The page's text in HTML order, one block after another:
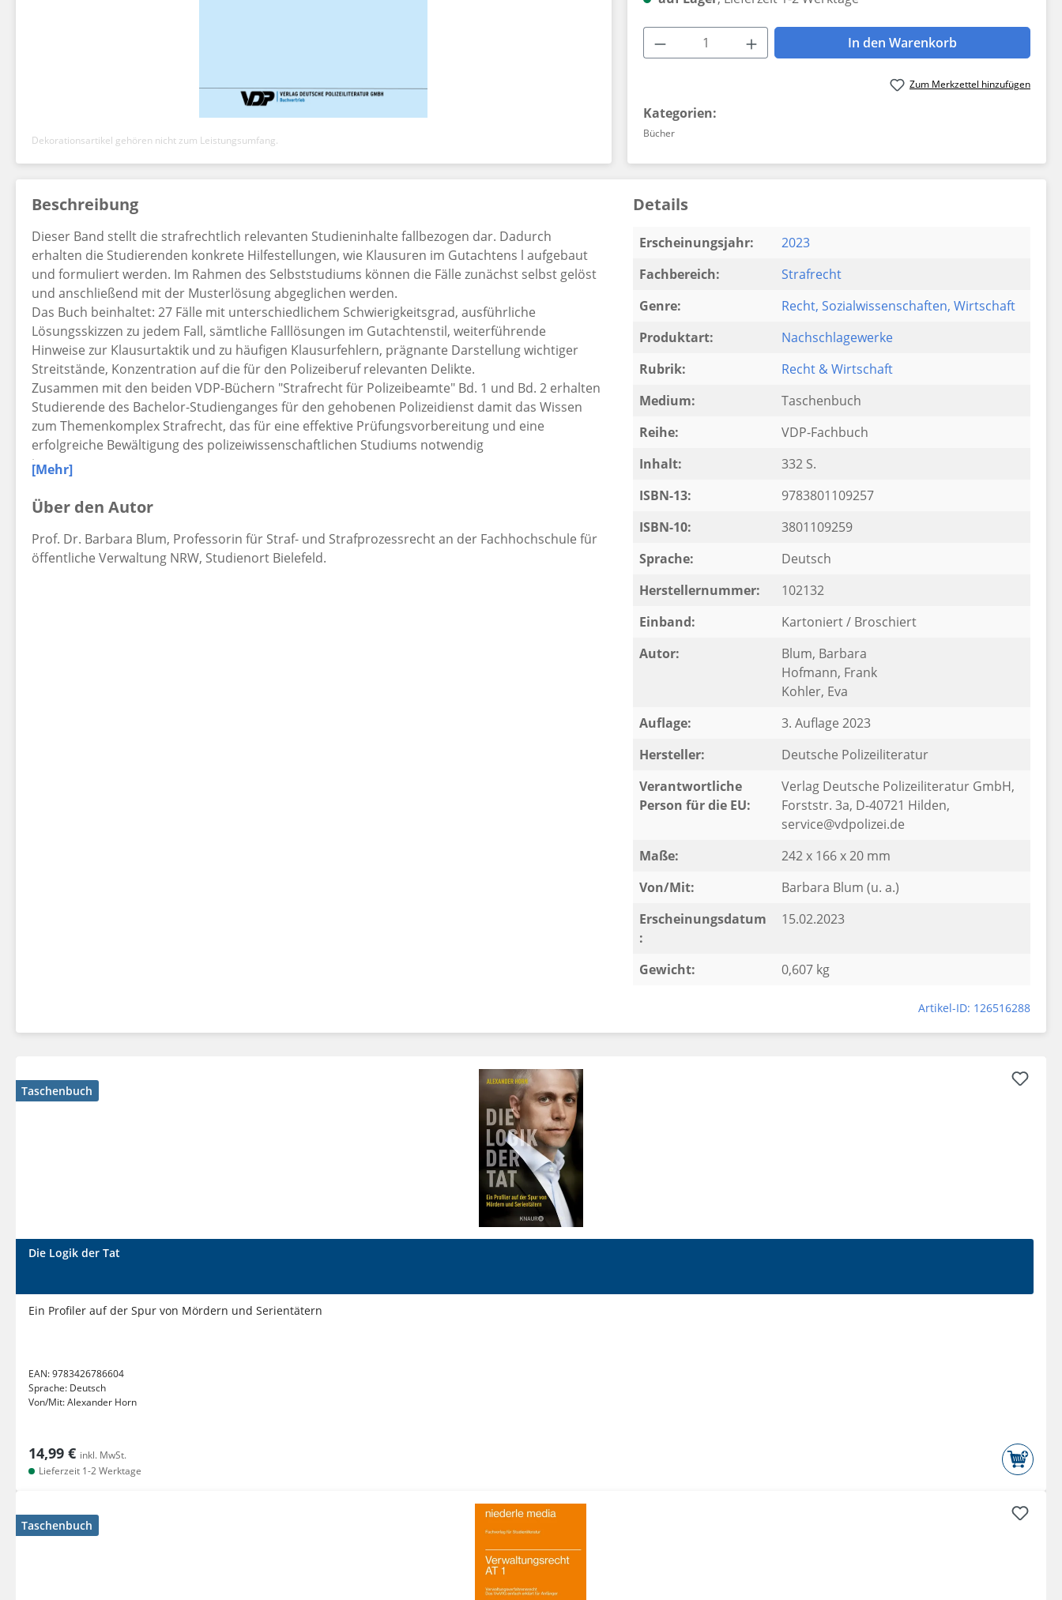
Dekorationsartikel gehören nicht zum Leistungsumfang.
Produkt Anzahl: Gib den gewünschten Wert
In den Warenkorb
Zum Merkzettel hinzufügen
Kategorien:
Bücher
Beschreibung
Dieser Band stellt die strafrechtlich relevanten Studieninhalte fallbezogen dar. Dadurch
erhalten die Studierenden konkrete Hilfestellungen, wie Klausuren im Gutachtens l aufgebaut
und formuliert werden. Im Rahmen des Selbststudiums können die Fälle zunächst selbst gelöst
und anschließend mit der Musterlösung abgeglichen werden.
Das Buch beinhaltet: 27 Fälle mit unterschiedlichem Schwierigkeitsgrad, ausführliche
Lösungsskizzen zu jedem Fall, sämtliche Falllösungen im Gutachtenstil, weiterführende
Hinweise zur Klausurtaktik und zu häufigen Klausurfehlern, prägnante Darstellung wichtiger
Streitstände, Konzentration auf die für den Polizeiberuf relevanten Delikte.
Zusammen mit den beiden VDP-Büchern "Strafrecht für Polizeibeamte" Bd. 1 und Bd. 2 erhalten
Studierende des Bachelor-Studienganges für den gehobenen Polizeidienst damit das Wissen
zum Themenkomplex Strafrecht, das für eine effektive Prüfungsvorbereitung und eine
erfolgreiche Bewältigung des polizeiwissenschaftlichen Studiums notwendig
ist.
Änderungen in Gesetzgebung, Rechtsprechung und Literatur, die sich seit der Vorauflage
[Mehr]
Über den Autor
Prof. Dr. Barbara Blum, Professorin für Straf- und Strafprozessrecht an der Fachhochschule für
öffentliche Verwaltung NRW, Studienort Bielefeld.
Details
Erscheinungsjahr:
2023
Fachbereich:
Strafrecht
Genre:
Recht, Sozialwissenschaften, Wirtschaft
Produktart:
Nachschlagewerke
Rubrik:
Recht & Wirtschaft
Medium:
Taschenbuch
Reihe:
VDP-Fachbuch
Inhalt:
332 S.
ISBN-13:
9783801109257
ISBN-10:
3801109259
Sprache:
Deutsch
Herstellernummer:
102132
Einband:
Kartoniert / Broschiert
Autor:
Blum, Barbara
Hofmann, Frank
Kohler, Eva
Auflage:
3. Auflage 2023
Hersteller:
Deutsche Polizeiliteratur
Verantwortliche
Person für die EU:
Verlag Deutsche Polizeiliteratur GmbH,
Forststr. 3a, D-40721 Hilden,
service@vdpolizei.de
Maße:
242 x 166 x 20 mm
Von/Mit:
Barbara Blum (u. a.)
Erscheinungsdatum
:
15.02.2023
Gewicht: 0,607 kg
Artikel-ID: 126516288
Taschenbuch
Die Logik der Tat
Ein Profiler auf der Spur von Mördern und Serientätern
EAN:9783426786604
Sprache: Deutsch
Von/Mit:Alexander Horn
14,99 € inkl. MwSt.
Lieferzeit 1-2 Werktage
Taschenbuch